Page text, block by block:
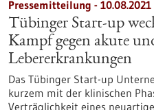
Pressemitteilung - 10.08.2021
Tübinger Start-up
Kampf gegen akute
Lebererkrankungen
Das Tübinger Start-up
kurzem mit der klinischen
Verträglichkeit eines